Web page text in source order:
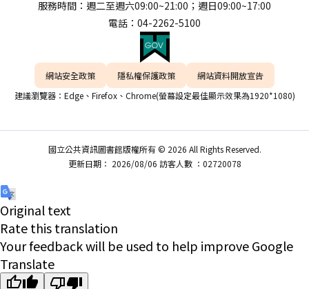
服務時間：週二至週六09:00~21:00；週日09:00~17:00
電話：04-2262-5100
網站安全政策 隱私權保護政策
網站資料開放宣告
建議瀏覽器：Edge、Firefox、Chrome(螢幕設定最佳顯示效果為1920*1080)
國立公共資訊圖書館版權所有 © 2026 All Rights Reserved.
更新日期： 2026/08/06 訪客人數 ：02720078
Original text
Rate this translation
Your feedback will be used to help improve Google
Translate